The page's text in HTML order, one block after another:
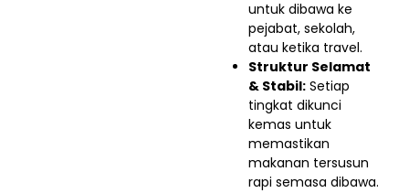
untuk dibawa ke
pejabat, sekolah,
atau ketika travel.
Struktur Selamat
& Stabil: Setiap
tingkat dikunci
kemas untuk
memastikan
makanan tersusun
rapi semasa dibawa.